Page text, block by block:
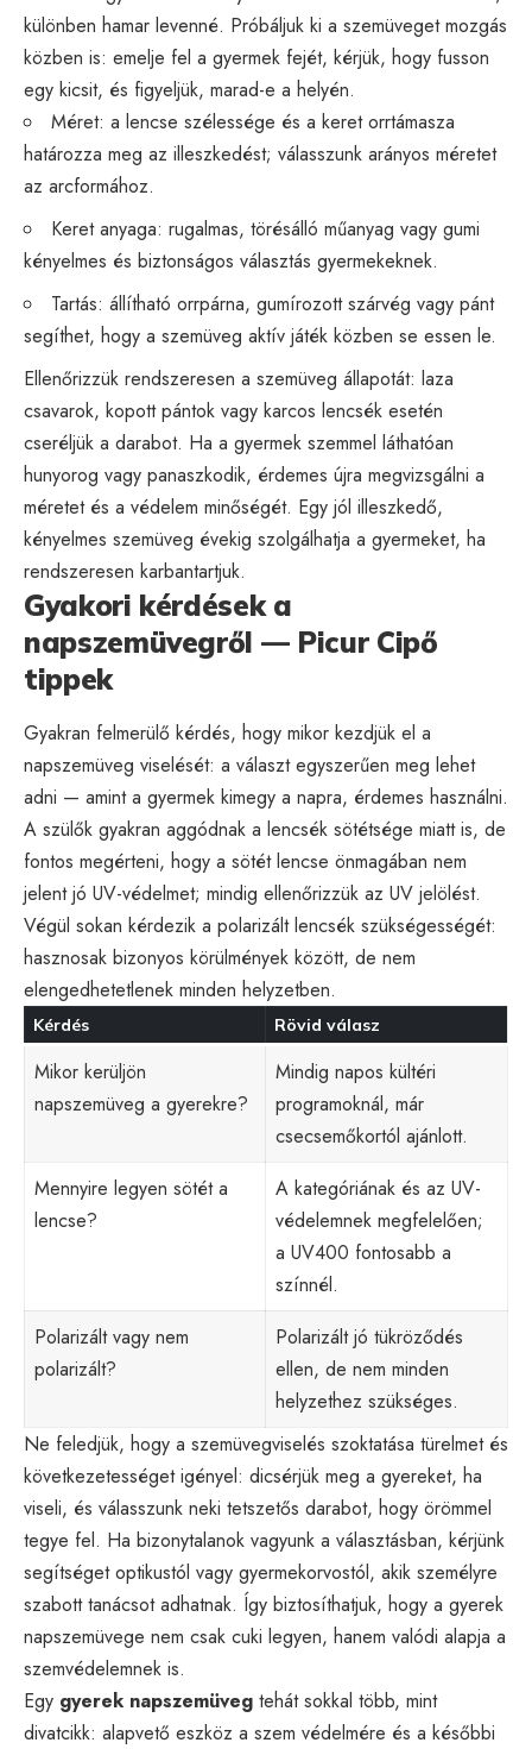
különben hamar levenné. Próbáljuk ki a szemüveget mozgás
közben is: emelje fel a gyermek fejét, kérjük, hogy fusson
egy kicsit, és figyeljük, marad-e a helyén.
Méret: a lencse szélessége és a keret orrtámasza
határozza meg az illeszkedést; válasszunk arányos méretet
az arcformához.
Keret anyaga: rugalmas, törésálló műanyag vagy gumi
kényelmes és biztonságos választás gyermekeknek.
Tartás: állítható orrpárna, gumírozott szárvég vagy pánt
segíthet, hogy a szemüveg aktív játék közben se essen le.
Ellenőrizzük rendszeresen a szemüveg állapotát: laza
csavarok, kopott pántok vagy karcos lencsék esetén
cseréljük a darabot. Ha a gyermek szemmel láthatóan
hunyorog vagy panaszkodik, érdemes újra megvizsgálni a
méretet és a védelem minőségét. Egy jól illeszkedő,
kényelmes szemüveg évekig szolgálhatja a gyermeket, ha
rendszeresen karbantartjuk.
Gyakori kérdések a
napszemüvegről — Picur Cipő
tippek
Gyakran felmerülő kérdés, hogy mikor kezdjük el a
napszemüveg viselését: a választ egyszerűen meg lehet
adni — amint a gyermek kimegy a napra, érdemes használni.
A szülők gyakran aggódnak a lencsék sötétsége miatt is, de
fontos megérteni, hogy a sötét lencse önmagában nem
jelent jó UV-védelmet; mindig ellenőrizzük az UV jelölést.
Végül sokan kérdezik a polarizált lencsék szükségességét:
hasznosak bizonyos körülmények között, de nem
elengedhetetlenek minden helyzetben.
Kérdés Rövid válasz
Mikor kerüljön
napszemüveg a gyerekre?
Mindig napos kültéri
programoknál, már
csecsemőkortól ajánlott.
Mennyire legyen sötét a
lencse?
A kategóriának és az UV-
védelemnek megfelelően;
a UV400 fontosabb a
színnél.
Polarizált vagy nem
polarizált?
Polarizált jó tükröződés
ellen, de nem minden
helyzethez szükséges.
Ne feledjük, hogy a szemüvegviselés szoktatása türelmet és
következetességet igényel: dicsérjük meg a gyereket, ha
viseli, és válasszunk neki tetszetős darabot, hogy örömmel
tegye fel. Ha bizonytalanok vagyunk a választásban, kérjünk
segítséget optikustól vagy gyermekorvostól, akik személyre
szabott tanácsot adhatnak. Így biztosíthatjuk, hogy a gyerek
napszemüvege nem csak cuki legyen, hanem valódi alapja a
szemvédelemnek is.
Egy gyerek napszemüveg tehát sokkal több, mint
divatcikk: alapvető eszköz a szem védelmére és a későbbi